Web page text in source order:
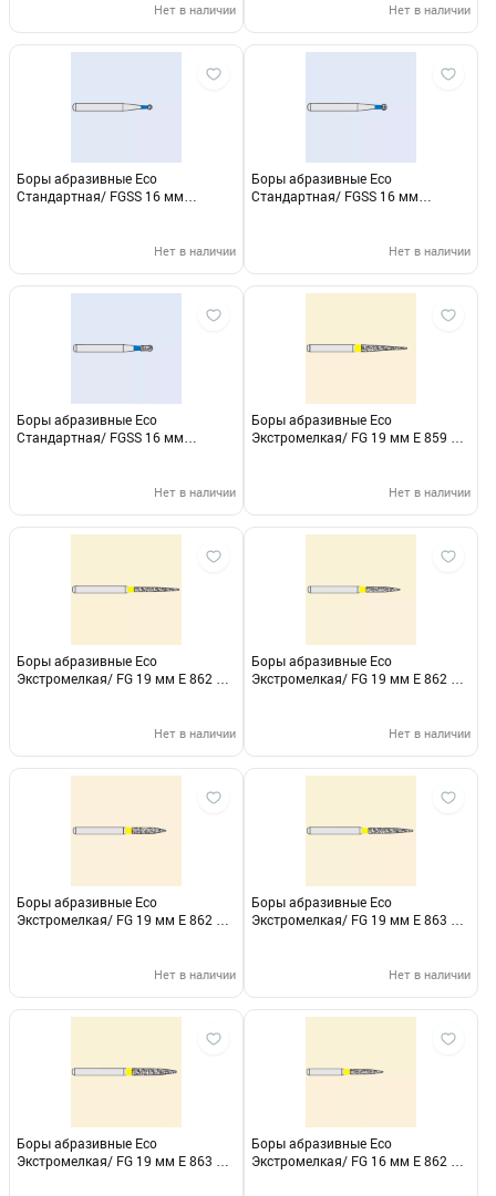
Нет в наличии Нет в наличии
Боры абразивные Eco
Стандартная/ FGSS 16 мм
Нет в наличии
Боры абразивные Eco
Стандартная/ FGSS 16 мм
Нет в наличии
Боры абразивные Eco
Стандартная/ FGSS 16 мм
Нет в наличии
Боры абразивные Eco
Экстромелкая/ FG 19 мм E 859 EF
Нет в наличии
Боры абразивные Eco
Экстромелкая/ FG 19 мм E 862 EF
Нет в наличии
Боры абразивные Eco
Экстромелкая/ FG 19 мм E 862 EF
Нет в наличии
Боры абразивные Eco
Экстромелкая/ FG 19 мм E 862 EF
Нет в наличии
Боры абразивные Eco
Экстромелкая/ FG 19 мм E 863 EF
Нет в наличии
Боры абразивные Eco
Экстромелкая/ FG 19 мм E 863 EF
Боры абразивные Eco
Экстромелкая/ FG 16 мм E 862 EF